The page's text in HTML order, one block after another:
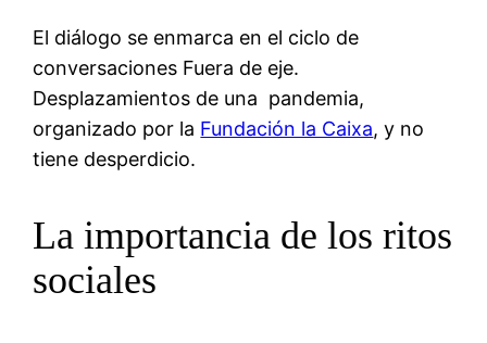
El diálogo se enmarca en el ciclo de
conversaciones Fuera de eje.
Desplazamientos de una pandemia,
organizado por la Fundación la Caixa, y no
tiene desperdicio.
La importancia de los ritos
sociales